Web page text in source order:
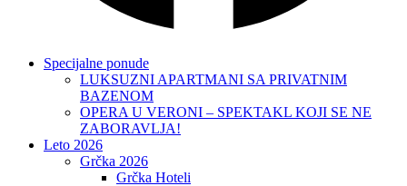
Specijalne ponude
LUKSUZNI APARTMANI SA PRIVATNIM
BAZENOM
OPERA U VERONI – SPEKTAKL KOJI SE NE
ZABORAVLJA!
Leto 2026
Grčka 2026
Grčka Hoteli